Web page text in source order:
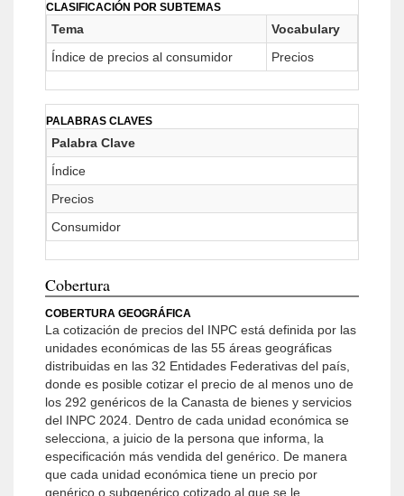
CLASIFICACIÓN POR SUBTEMAS
Tema
Vocabulary
Índice de precios al consumidor
Precios
PALABRAS CLAVES
Palabra Clave
Índice
Precios
Consumidor
Cobertura
COBERTURA GEOGRÁFICA
La cotización de precios del INPC está definida por las
unidades económicas de las 55 áreas geográficas
distribuidas en las 32 Entidades Federativas del país,
donde es posible cotizar el precio de al menos uno de
los 292 genéricos de la Canasta de bienes y servicios
del INPC 2024. Dentro de cada unidad económica se
selecciona, a juicio de la persona que informa, la
especificación más vendida del genérico. De manera
que cada unidad económica tiene un precio por
genérico o subgenérico cotizado al que se le